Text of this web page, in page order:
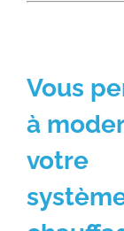
Vous
à
votre